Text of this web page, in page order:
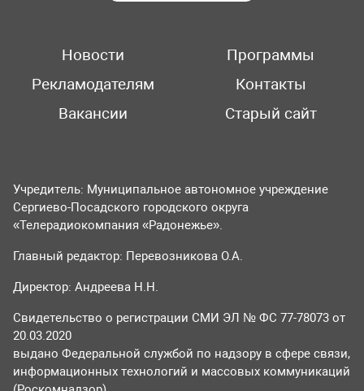
Новости
Программы
Рекламодателям
Контакты
Вакансии
Старый сайт
Учредитель: Муниципальное автономное учреждение
Сергиево-Посадского городского округа
«Телерадиокомпания «Радонежье».
Главный редактор: Перевозникова О.А.
Директор: Андреева Н.Н.
Свидетельство о регистрации СМИ ЭЛ № ФС 77-78073 от
20.03.2020
выдано Федеральной службой по надзору в сфере связи,
информационных технологий и массовых коммуникаций